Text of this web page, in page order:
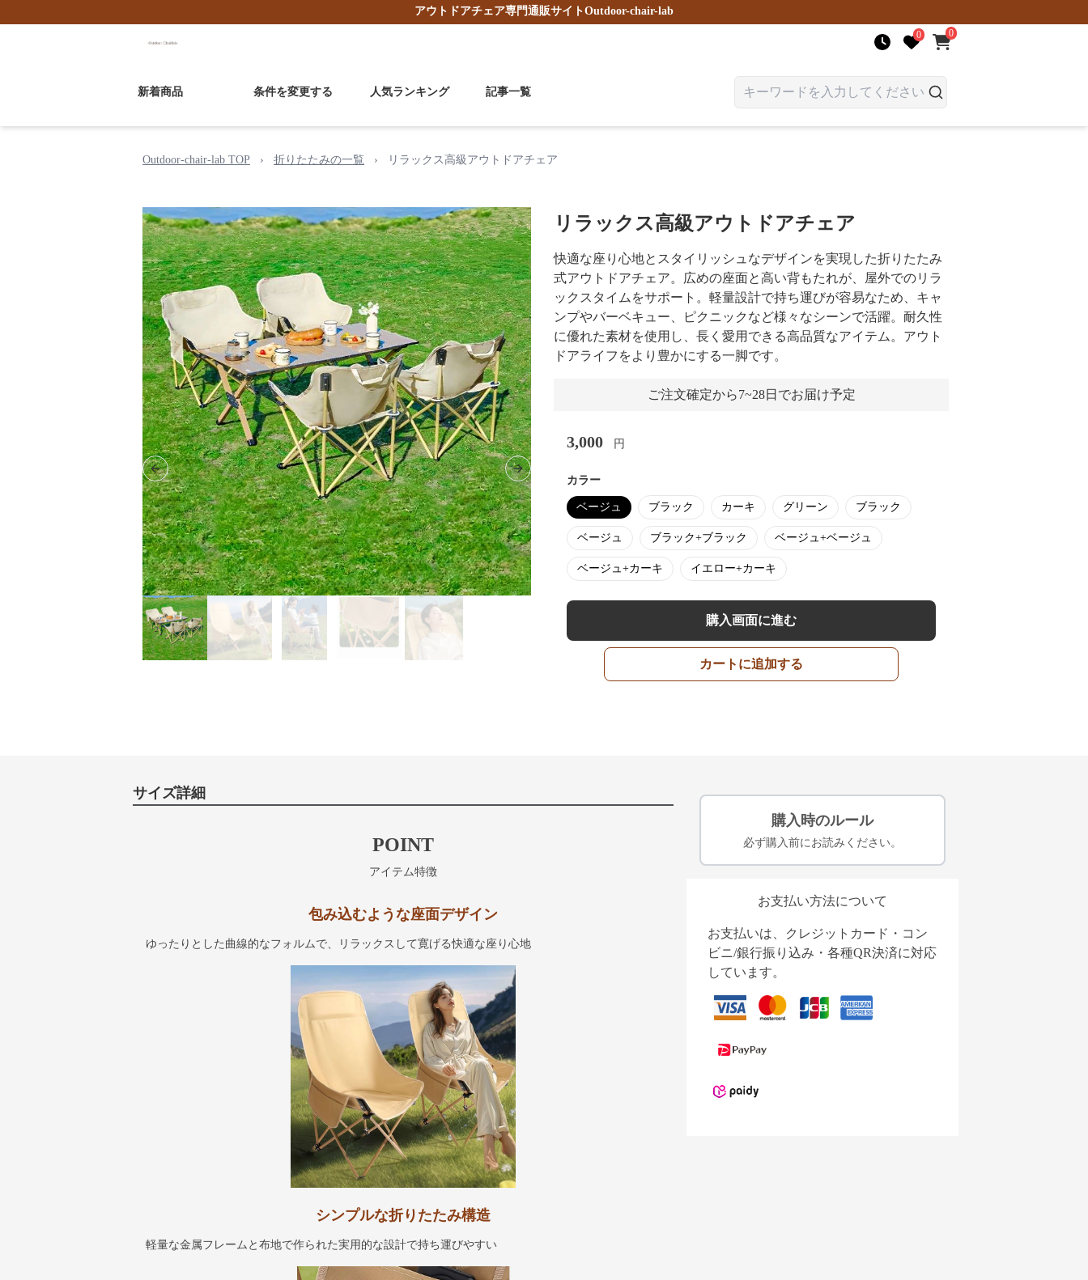
アウトドアチェア専門通販サイトOutdoor-chair-lab
0 0
新着商品 条件を変更する 人気ランキング 記事一覧
Outdoor-chair-lab TOP › 折りたたみの一覧 › リラックス高級アウトドアチェア
Previous slide Next slide
リラックス高級アウトドアチェア
快適な座り心地とスタイリッシュなデザインを実現した折りたたみ
式アウトドアチェア。広めの座面と高い背もたれが、屋外でのリラ
ックスタイムをサポート。軽量設計で持ち運びが容易なため、キャ
ンプやバーベキュー、ピクニックなど様々なシーンで活躍。耐久性
に優れた素材を使用し、長く愛用できる高品質なアイテム。アウト
ドアライフをより豊かにする一脚です。
ご注文確定から7~28日でお届け予定
3,000 円
カラー
ベージュ ブラック カーキ グリーン ブラック
ベージュ ブラック+ブラック ベージュ+ベージュ
ベージュ+カーキ イエロー+カーキ
購入画面に進む
カートに追加する
サイズ詳細
POINT
アイテム特徴
包み込むような座面デザイン
ゆったりとした曲線的なフォルムで、リラックスして寛げる快適な座り心地
シンプルな折りたたみ構造
軽量な金属フレームと布地で作られた実用的な設計で持ち運びやすい
購入時のルール
必ず購入前にお読みください。
お支払い方法について
お支払いは、クレジットカード・コン
ビニ/銀行振り込み・各種QR決済に対応
しています。